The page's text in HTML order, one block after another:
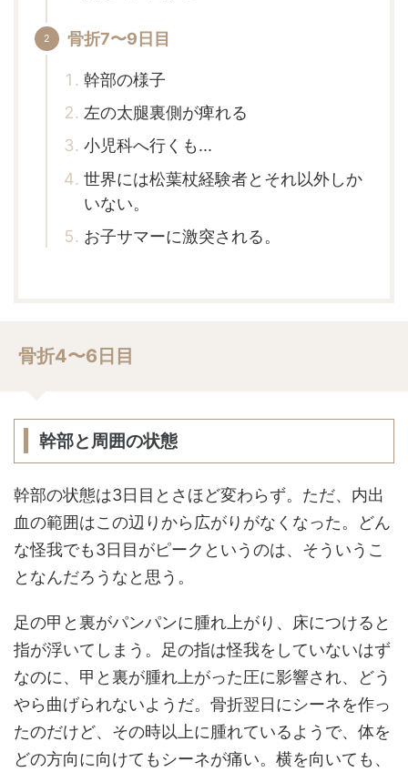
骨折7〜9日目
幹部の様子
左の太腿裏側が痺れる
小児科へ行くも...
世界には松葉杖経験者とそれ以外しか
いない。
お子サマーに激突される。
骨折4〜6日目
幹部と周囲の状態
幹部の状態は3日目とさほど変わらず。ただ、内出
血の範囲はこの辺りから広がりがなくなった。どん
な怪我でも3日目がピークというのは、そういうこ
となんだろうなと思う。
足の甲と裏がパンパンに腫れ上がり、床につけると
指が浮いてしまう。足の指は怪我をしていないはず
なのに、甲と裏が腫れ上がった圧に影響され、どう
やら曲げられないようだ。骨折翌日にシーネを作っ
たのだけど、その時以上に腫れているようで、体を
どの方向に向けてもシーネが痛い。横を向いても、